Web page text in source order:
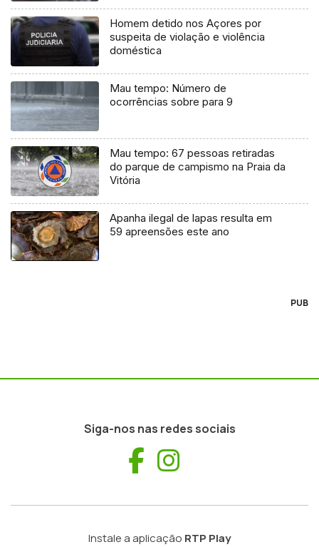
Homem detido nos Açores por
suspeita de violação e violência
doméstica
Mau tempo: Número de
ocorrências sobre para 9
Mau tempo: 67 pessoas retiradas
do parque de campismo na Praia da
Vitória
Apanha ilegal de lapas resulta em
59 apreensões este ano
PUB
Siga-nos nas redes sociais
Facebook
Instale a aplicação RTP Play